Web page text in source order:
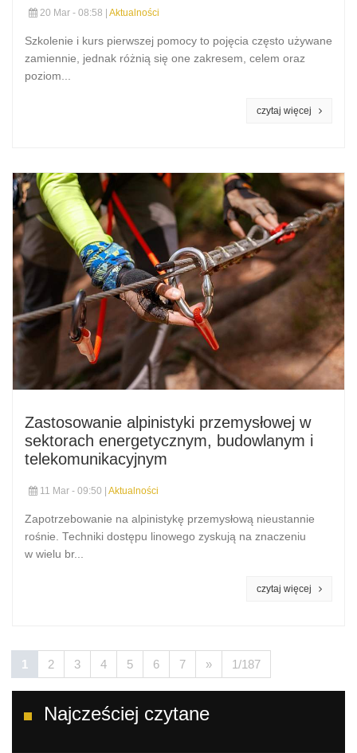
20 Mar - 08:58 | Aktualności
Szkolenie i kurs pierwszej pomocy to pojęcia często używane
zamiennie, jednak różnią się one zakresem, celem oraz
poziom...
Zastosowanie alpinistyki przemysłowej w
sektorach energetycznym, budowlanym i
telekomunikacyjnym
11 Mar - 09:50 | Aktualności
Zapotrzebowanie na alpinistykę przemysłową nieustannie
rośnie. Techniki dostępu linowego zyskują na znaczeniu
w wielu br...
1 2 3 4 5 6 7 » 1/187
Najcześciej czytane